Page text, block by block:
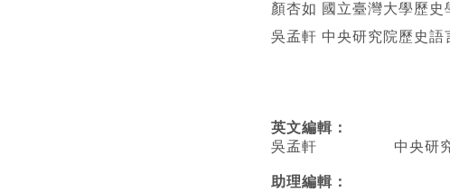
顏杏如 國立臺灣大學歷史
吳孟軒 中央研究院歷史語
英文編輯 ：
吳孟軒 中央研究院
助理編輯：